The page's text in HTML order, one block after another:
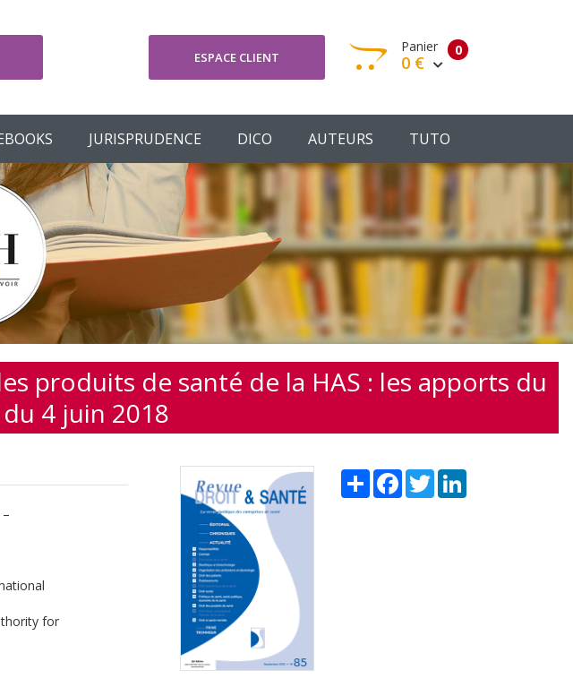
ESPACE CLIENT 0
Panier
0 €
Votre panier est vide
Votre Panier Commander
JURISPRUDENCE DICO AUTEURS TUTO
produits de santé de la HAS : les apports du
4 juin 2018
for
Share FacebookTwitter